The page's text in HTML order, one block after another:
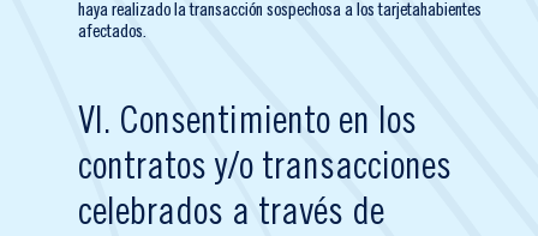
haya realizado la transacción sospechosa a los tarjetahabientes
afectados.
VI. Consentimiento en los
contratos y/o transacciones
celebrados a través de